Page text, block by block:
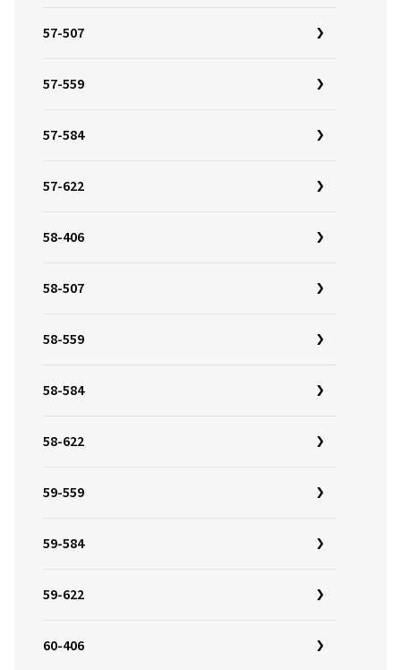
57-507
57-559
57-584
57-622
58-406
58-507
58-559
58-584
58-622
59-559
59-584
59-622
60-406